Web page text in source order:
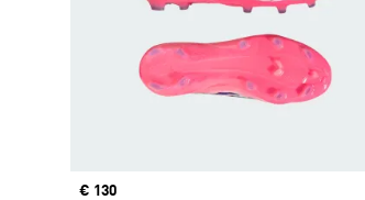
Price
€ 130